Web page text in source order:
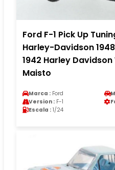
Ford F-1 Pick Up
Harley-Davidson
1942 Harley
Maisto
Marca : Ford
Version : F-1
Escala : 1/24